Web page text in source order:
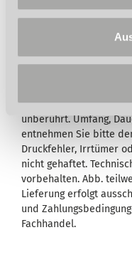
Wird in der
ausgewiesen, bleiben
Mangelhaftungsrechte
unberührt. Umfang,
entnehmen Sie bitte
Druckfehler, Irrtümer
nicht gehaftet.
vorbehalten. Abb.
Lieferung erfolgt
und
Fachhandel.